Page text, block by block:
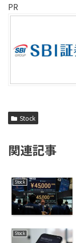
PR
Stock
関連記事
Stock
Stock